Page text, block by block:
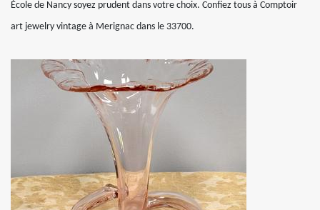
École de Nancy soyez prudent dans votre choix. Confiez tous à Comptoir
art jewelry vintage à Merignac dans le 33700.